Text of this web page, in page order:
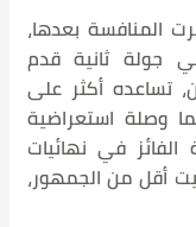
المنافسة بعدها،
جولة ثانية قدم
تساعده أكثر على
وصلة استعراضية
في نهائيات
أقل من الجمهور،